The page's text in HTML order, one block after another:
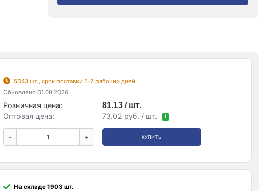
5043 шт., срок поставки 5-7 рабочих дней
Обновлено 01.08.2026
Розничная цена:
81.13 / шт.
Оптовая цена:
73.02 руб. / шт. !
- + КУПИТЬ
На складе 1903 шт.